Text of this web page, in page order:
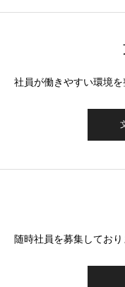
社員が働きやすい環境を
随時社員を募集しており